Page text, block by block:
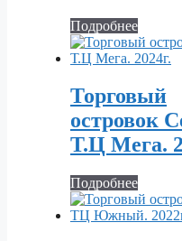
Подробнее
Торговый
островок
Т.Ц Мега.
Подробнее